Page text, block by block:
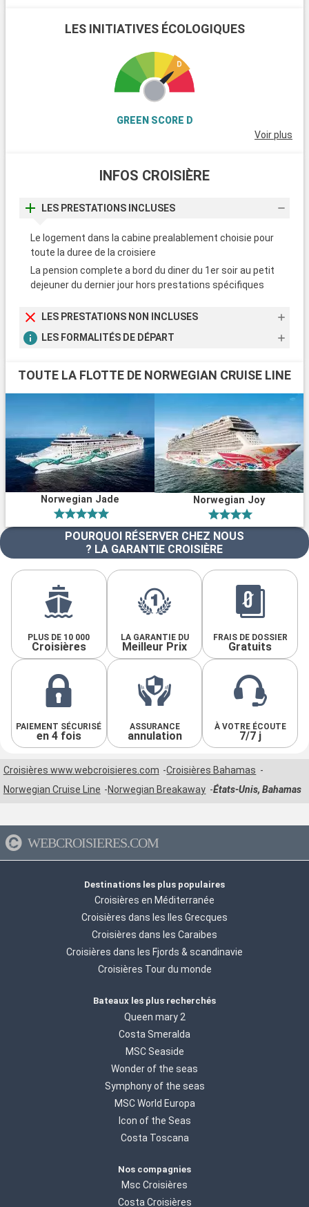
LES INITIATIVES ÉCOLOGIQUES
GREEN SCORE D
Voir plus
INFOS CROISIÈRE
LES PRESTATIONS INCLUSES
Le logement dans la cabine prealablement choisie pour
toute la duree de la croisiere
La pension complete a bord du diner du 1er soir au petit
dejeuner du dernier jour hors prestations spécifiques
LES PRESTATIONS NON INCLUSES
LES FORMALITÉS DE DÉPART
TOUTE LA FLOTTE DE NORWEGIAN CRUISE LINE
Norwegian Jade Norwegian Joy
POURQUOI RÉSERVER CHEZ NOUS
? LA GARANTIE CROISIÈRE
PLUS DE 10 000
Croisières
LA GARANTIE DU
Meilleur Prix
FRAIS DE DOSSIER
Gratuits
PAIEMENT SÉCURISÉ
en 4 fois
ASSURANCE
annulation
À VOTRE ÉCOUTE
7/7 j
Croisières www.webcroisieres.com
Croisières Bahamas
Norwegian Cruise Line
Norwegian Breakaway États-Unis, Bahamas
WEBCROISIERES.COM
Destinations les plus populaires
Croisières en Méditerranée
Croisières dans les Iles Grecques
Croisières dans les Caraibes
Croisières dans les Fjords & scandinavie
Croisières Tour du monde
Bateaux les plus recherchés
Queen mary 2
Costa Smeralda
MSC Seaside
Wonder of the seas
Symphony of the seas
MSC World Europa
Icon of the Seas
Costa Toscana
Nos compagnies
Msc Croisières
Costa Croisières